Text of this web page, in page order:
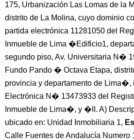
175, Urbanización Las Lomas de la
distrito de La Molina, cuyo dominio
partida electrónica 11281050 del
Inmueble de Lima �Edificio1,
segundo piso, Av. Universitaria N�
Fundo Pando � Octava Etapa,
provincia y departamento de Lima�,
Electrónica N� 13473933 del
Inmueble de Lima�, y �II. A)
ubicado en: Unidad Inmobiliaria 1,
Calle Fuentes de Andalucía Numero